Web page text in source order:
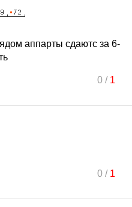
аппарты сдаютс за 6-
0/ 1
0/ 1